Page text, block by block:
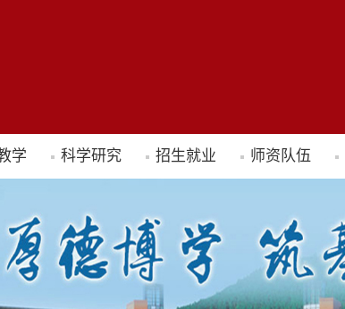
学 科学研究 招生就业 师资队伍